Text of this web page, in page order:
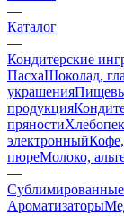
—
Каталог
—
Кондитерские
ПасхаШоколад,
украшения
продукция
пряности
электронный
пюреМолоко,
—
Ароматизаторы